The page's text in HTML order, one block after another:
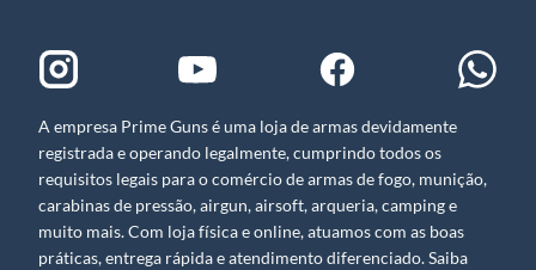
A empresa Prime Guns é uma loja de armas devidamente
registrada e operando legalmente, cumprindo todos os
requisitos legais para o comércio de armas de fogo, munição,
carabinas de pressão, airgun, airsoft, arqueria, camping e
muito mais. Com loja física e online, atuamos com as boas
práticas, entrega rápida e atendimento diferenciado. Saiba